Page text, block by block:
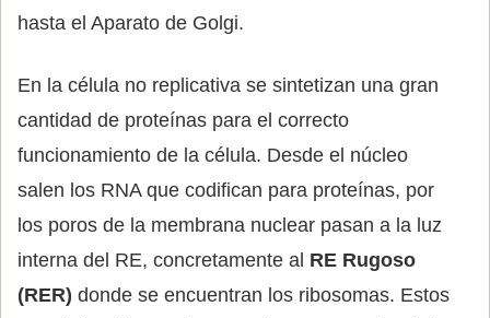
hasta el Aparato de Golgi.
En la célula no replicativa se sintetizan una gran
cantidad de proteínas para el correcto
funcionamiento de la célula. Desde el núcleo
salen los RNA que codifican para proteínas, por
los poros de la membrana nuclear pasan a la luz
interna del RE, concretamente al RE Rugoso
(RER) donde se encuentran los ribosomas. Estos